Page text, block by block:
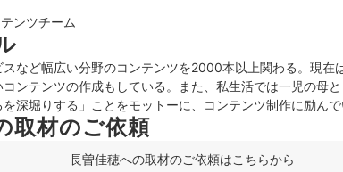
ンツチーム
スなど幅広い分野のコンテンツを2000本以上関わる。現在
ンテンツの作成もしている。また、私生活では一児の母
深堀りする」ことをモットーに、コンテンツ制作に励んで
取材のご依頼
長曽佳穂への取材のご依頼はこちらから